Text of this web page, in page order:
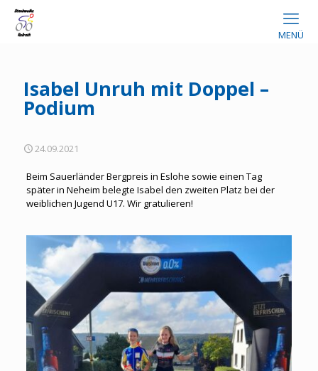
MENÜ
Isabel Unruh mit Doppel –
Podium
24.09.2021
Beim Sauerländer Bergpreis in Eslohe sowie einen Tag
später in Neheim belegte Isabel den zweiten Platz bei der
weiblichen Jugend U17. Wir gratulieren!